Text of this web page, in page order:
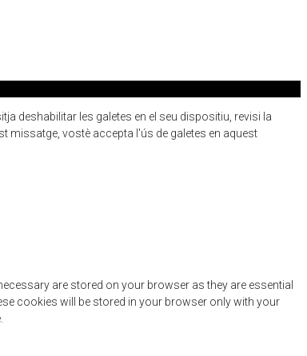
deshabilitar les galetes en el seu dispositiu, revisi la
missatge, vostè accepta l'ús de galetes en aquest
are stored on your browser as they are essential
cookies will be stored in your browser only with your